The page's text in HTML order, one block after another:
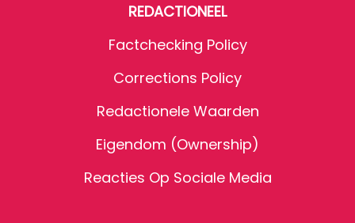
REDACTIONEEL
Factchecking Policy
Corrections Policy
Redactionele Waarden
Eigendom (Ownership)
Reacties Op Sociale Media